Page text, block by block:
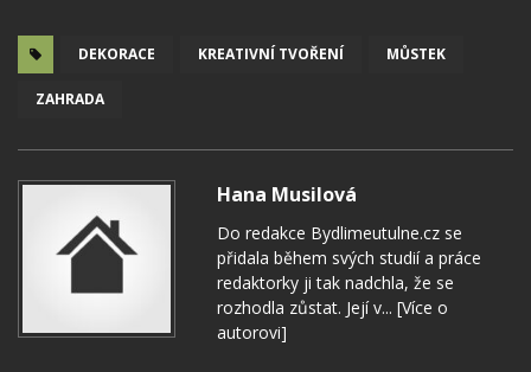
DEKORACE KREATIVNÍ TVOŘENÍ MŮSTEK
ZAHRADA
Hana Musilová
Do redakce Bydlimeutulne.cz se
přidala během svých studií a práce
redaktorky ji tak nadchla, že se
rozhodla zůstat. Její v... [Více o
autorovi]